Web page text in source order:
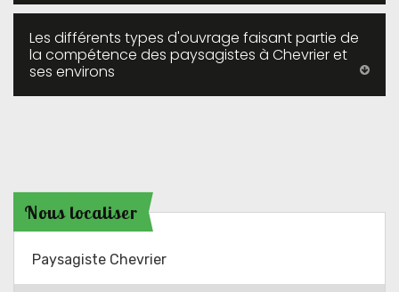
Les différents types d'ouvrage faisant partie de
la compétence des paysagistes à Chevrier et
ses environs
Nous localiser
Paysagiste Chevrier